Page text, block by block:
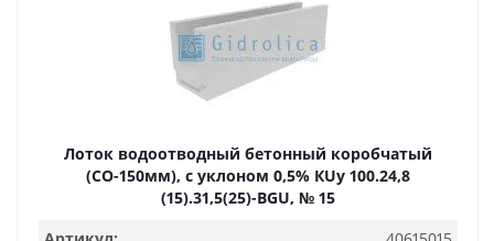
Лоток водоотводный бетонный коробчатый
(СО-150мм), с уклоном 0,5% КUу 100.24,8
(15).31,5(25)-BGU, № 15